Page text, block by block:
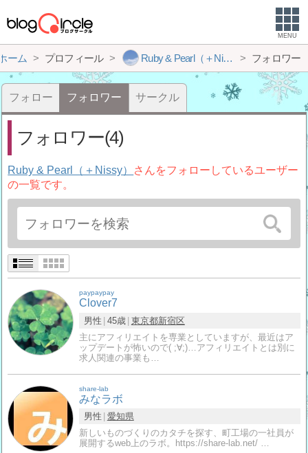
MENU
ーム プロフィール Ruby & Pearl（＋Nissy） フォロワー
フォロー フォロワー サークル
フォロワー(4)
Ruby & Pearl（＋Nissy）
さんをフォローしているユーザー
の一覧です。
paypaypay
Clover7
男性 45歳 東京都新宿区
主にアフィリエイトを専業としていますが、最近はア
ップデートが怖いので( ;∀;)…アフィリエイトとは別に
求人関連の事業も…
share-lab
みなラボ
男性 愛知県
新しいものづくりのカタチを探す、町工場の一社員が
展開するweb上のラボ。https://share-lab.net/ …